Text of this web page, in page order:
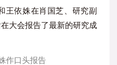
王依姝在肖国芝、研究副
大会报告了最新的研究成
作口头报告